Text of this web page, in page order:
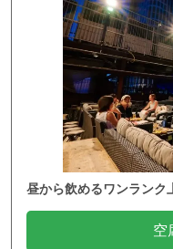
昼から飲めるワンラン
空